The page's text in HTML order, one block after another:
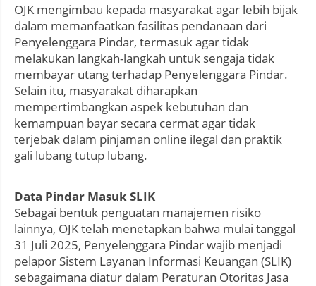
OJK mengimbau kepada masyarakat agar lebih bijak
dalam memanfaatkan fasilitas pendanaan dari
Penyelenggara Pindar, termasuk agar tidak
melakukan langkah-langkah untuk sengaja tidak
membayar utang terhadap Penyelenggara Pindar.
Selain itu, masyarakat diharapkan
mempertimbangkan aspek kebutuhan dan
kemampuan bayar secara cermat agar tidak
terjebak dalam pinjaman online ilegal dan praktik
gali lubang tutup lubang.
Data Pindar Masuk SLIK
Sebagai bentuk penguatan manajemen risiko
lainnya, OJK telah menetapkan bahwa mulai tanggal
31 Juli 2025, Penyelenggara Pindar wajib menjadi
pelapor Sistem Layanan Informasi Keuangan (SLIK)
sebagaimana diatur dalam Peraturan Otoritas Jasa